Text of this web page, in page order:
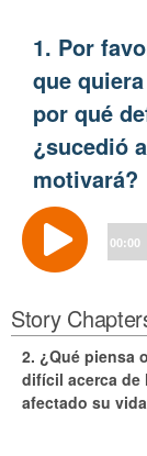
1. Por
que
por qué
¿sucedió
motivará?
Audio
Player
00:00
Story
2. ¿Qué piensa
difícil acerca de
afectado su